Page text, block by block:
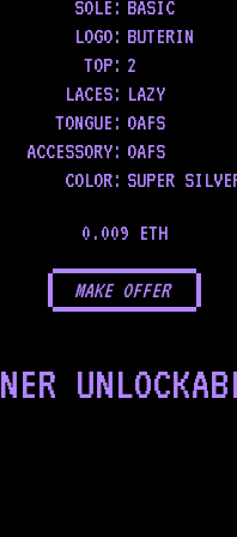
SOLE : BASIC
LOGO: BUTERIN
TOP: 2
LACES: LAZY
TONGUE : OAFS
ACCESSORY: OAFS
COLOR: SUPER
0.009 ETH
MAKE OFFER